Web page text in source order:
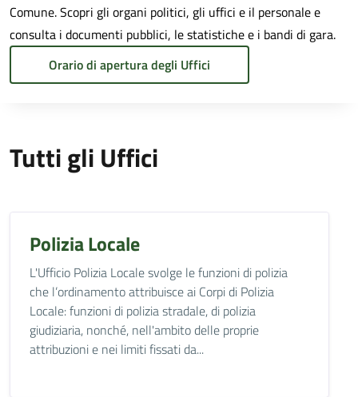
Comune. Scopri gli organi politici, gli uffici e il personale e
consulta i documenti pubblici, le statistiche e i bandi di gara.
Orario di apertura degli Uffici
Tutti gli Uffici
Polizia Locale
L'Ufficio Polizia Locale svolge le funzioni di polizia
che l’ordinamento attribuisce ai Corpi di Polizia
Locale: funzioni di polizia stradale, di polizia
giudiziaria, nonché, nell'ambito delle proprie
attribuzioni e nei limiti fissati da...